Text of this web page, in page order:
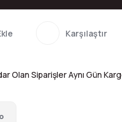
Karşılaştır
Olan Siparişler Aynı Gün